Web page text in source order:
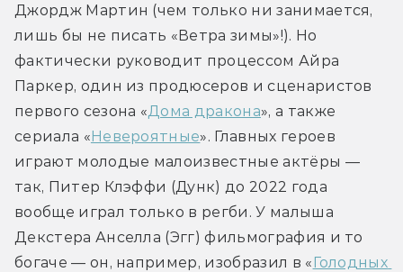
Джордж Мартин (чем только ни занимается,
лишь бы не писать «Ветра зимы»!). Но
фактически руководит процессом Айра
Паркер, один из продюсеров и сценаристов
первого сезона «Дома дракона», а также
сериала «Невероятные». Главных героев
играют молодые малоизвестные актёры —
так, Питер Клэффи (Дунк) до 2022 года
вообще играл только в регби. У малыша
Декстера Анселла (Эгг) фильмография и то
богаче — он, например, изобразил в «Голодных